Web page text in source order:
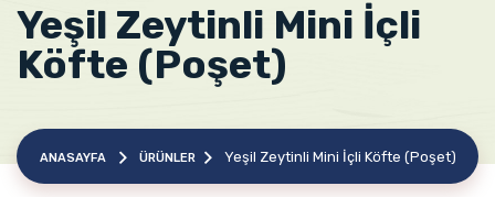
Yeşil Zeytinli Mini İçli
Köfte (Poşet)
ANASAYFA ÜRÜNLER Yeşil Zeytinli Mini İçli Köfte (Poşet)